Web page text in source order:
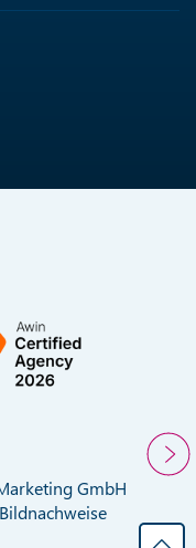
GmbH
Bildnachweise